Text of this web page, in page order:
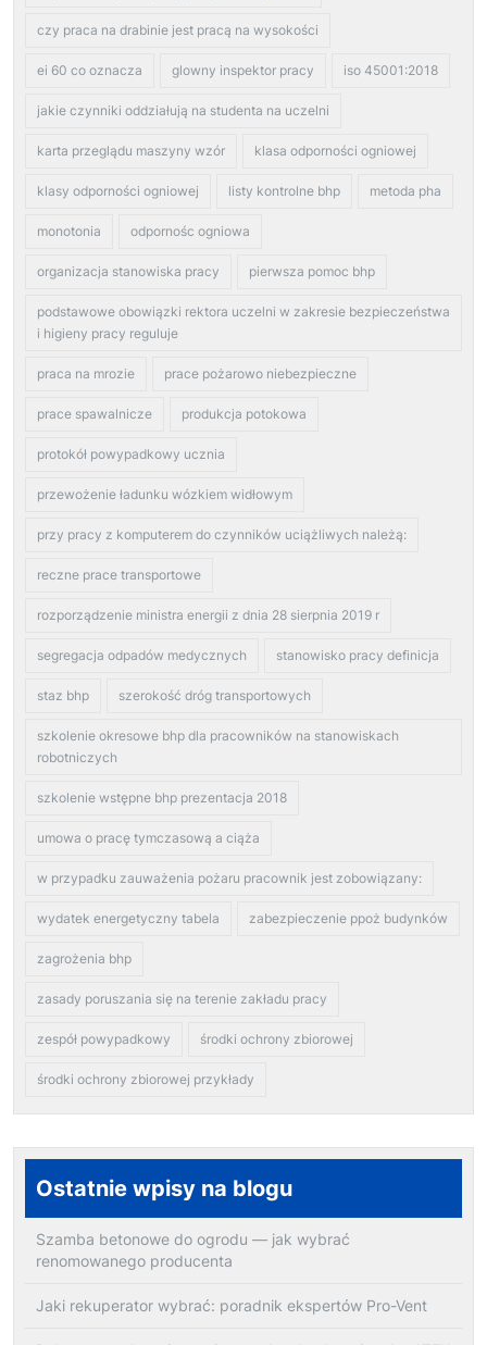
czy praca na drabinie jest pracą na wysokości
ei 60 co oznacza glowny inspektor pracy iso 45001:2018
jakie czynniki oddziałują na studenta na uczelni
karta przeglądu maszyny wzór klasa odporności ogniowej
klasy odporności ogniowej listy kontrolne bhp metoda pha
monotonia odpornośc ogniowa
organizacja stanowiska pracy pierwsza pomoc bhp
podstawowe obowiązki rektora uczelni w zakresie bezpieczeństwa
i higieny pracy reguluje
praca na mrozie prace pożarowo niebezpieczne
prace spawalnicze produkcja potokowa
protokół powypadkowy ucznia
przewożenie ładunku wózkiem widłowym
przy pracy z komputerem do czynników uciążliwych należą:
reczne prace transportowe
rozporządzenie ministra energii z dnia 28 sierpnia 2019 r
segregacja odpadów medycznych stanowisko pracy definicja
staz bhp szerokość dróg transportowych
szkolenie okresowe bhp dla pracowników na stanowiskach
robotniczych
szkolenie wstępne bhp prezentacja 2018
umowa o pracę tymczasową a ciąża
w przypadku zauważenia pożaru pracownik jest zobowiązany:
wydatek energetyczny tabela zabezpieczenie ppoż budynków
zagrożenia bhp
zasady poruszania się na terenie zakładu pracy
zespół powypadkowy środki ochrony zbiorowej
środki ochrony zbiorowej przykłady
Ostatnie wpisy na blogu
Szamba betonowe do ogrodu — jak wybrać
renomowanego producenta
Jaki rekuperator wybrać: poradnik ekspertów Pro-Vent